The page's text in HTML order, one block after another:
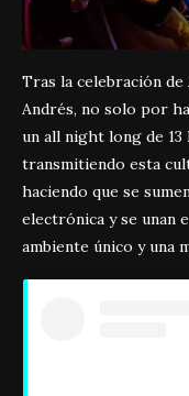
Tras la celebración de
Andrés, no solo por
un all night long de
transmitiendo esta
haciendo que se
electrónica y se unan
ambiente único y una